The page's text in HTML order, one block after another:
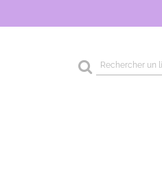
Rechercher
sur